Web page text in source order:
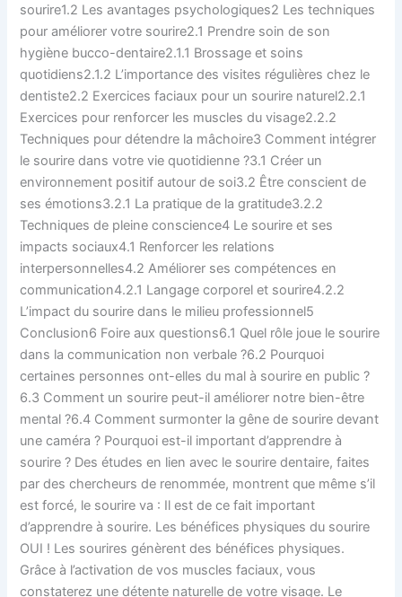
sourire1.2 Les avantages psychologiques2 Les techniques
pour améliorer votre sourire2.1 Prendre soin de son
hygiène bucco-dentaire2.1.1 Brossage et soins
quotidiens2.1.2 L’importance des visites régulières chez le
dentiste2.2 Exercices faciaux pour un sourire naturel2.2.1
Exercices pour renforcer les muscles du visage2.2.2
Techniques pour détendre la mâchoire3 Comment intégrer
le sourire dans votre vie quotidienne ?3.1 Créer un
environnement positif autour de soi3.2 Être conscient de
ses émotions3.2.1 La pratique de la gratitude3.2.2
Techniques de pleine conscience4 Le sourire et ses
impacts sociaux4.1 Renforcer les relations
interpersonnelles4.2 Améliorer ses compétences en
communication4.2.1 Langage corporel et sourire4.2.2
L’impact du sourire dans le milieu professionnel5
Conclusion6 Foire aux questions6.1 Quel rôle joue le sourire
dans la communication non verbale ?6.2 Pourquoi
certaines personnes ont-elles du mal à sourire en public ?
6.3 Comment un sourire peut-il améliorer notre bien-être
mental ?6.4 Comment surmonter la gêne de sourire devant
une caméra ? Pourquoi est-il important d’apprendre à
sourire ? Des études en lien avec le sourire dentaire, faites
par des chercheurs de renommée, montrent que même s’il
est forcé, le sourire va : Il est de ce fait important
d’apprendre à sourire. Les bénéfices physiques du sourire
OUI ! Les sourires génèrent des bénéfices physiques.
Grâce à l’activation de vos muscles faciaux, vous
constaterez une détente naturelle de votre visage. Le